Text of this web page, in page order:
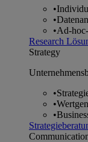
•
•
•Ad-
Research
Strategy
•
•
•